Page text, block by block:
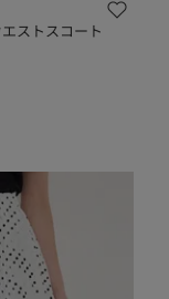
ストスコート